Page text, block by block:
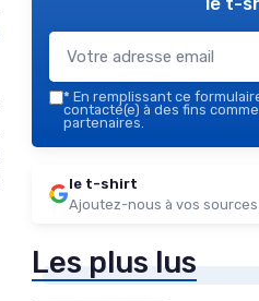
* En remplissant ce
contacté(e) à des fins
partenaires.
le t-shirt
Ajoutez-nous à vos
Les plus lus